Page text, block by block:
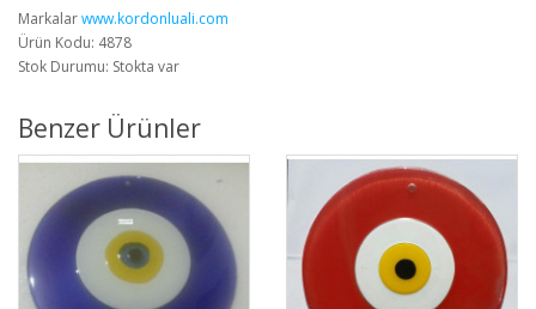
Markalarwww.kordonluali.com
Ürün Kodu: 4878
Stok Durumu: Stokta var
Benzer Ürünler